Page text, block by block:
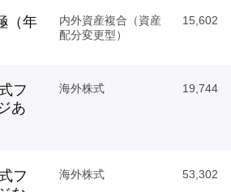
（年
内外資産複合（資産
配分変更型）
15,602
フ
あ
海外株式 19,744
フ
海外株式 53,302